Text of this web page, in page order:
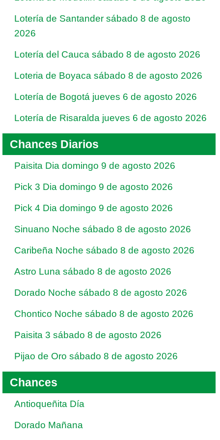
Lotería de Santander sábado 8 de agosto
2026
Lotería del Cauca sábado 8 de agosto 2026
Loteria de Boyaca sábado 8 de agosto 2026
Lotería de Bogotá jueves 6 de agosto 2026
Lotería de Risaralda jueves 6 de agosto 2026
Chances Diarios
Paisita Dia domingo 9 de agosto 2026
Pick 3 Dia domingo 9 de agosto 2026
Pick 4 Dia domingo 9 de agosto 2026
Sinuano Noche sábado 8 de agosto 2026
Caribeña Noche sábado 8 de agosto 2026
Astro Luna sábado 8 de agosto 2026
Dorado Noche sábado 8 de agosto 2026
Chontico Noche sábado 8 de agosto 2026
Paisita 3 sábado 8 de agosto 2026
Pijao de Oro sábado 8 de agosto 2026
Chances
Antioqueñita Día
Dorado Mañana